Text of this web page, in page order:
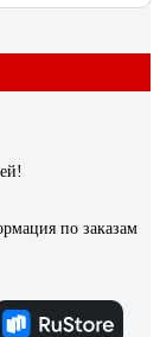
03.12.2025
самолюбие,
мужики с
по заказам